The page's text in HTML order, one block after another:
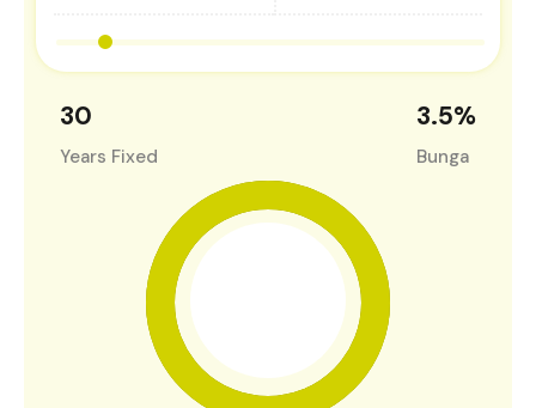
30
Years Fixed
3.5%
Bunga